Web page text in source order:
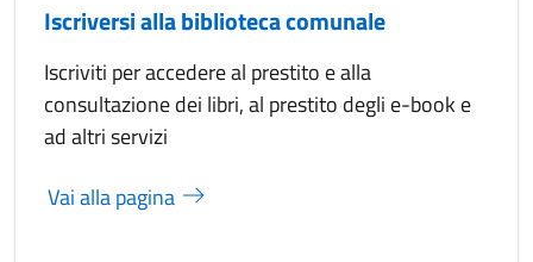
Iscriversi alla biblioteca comunale
Iscriviti per accedere al prestito e alla
consultazione dei libri, al prestito degli e-book e
ad altri servizi
Vai alla pagina